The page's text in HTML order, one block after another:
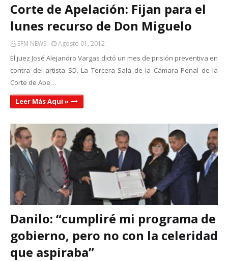
Corte de Apelación: Fijan para el
lunes recurso de Don Miguelo
SFM NEWS Agosto 01, 2012
El juez José Alejandro Vargas dictó un mes de prisión preventiva en
contra del artista SD. La Tercera Sala de la Cámara Penal de la
Corte de Ape…
Leer Más Aqui »
Danilo: “cumpliré mi programa de
gobierno, pero no con la celeridad
que aspiraba”